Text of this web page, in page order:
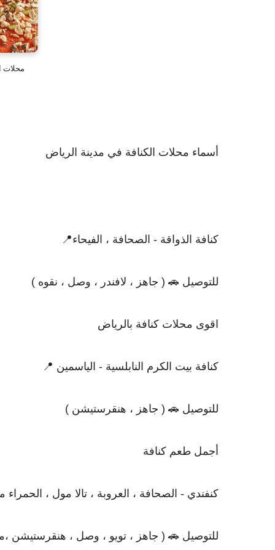
محلات
أسماء محلات الكنافة في مدينة الرياض
كنافة الذواقة - الصحافة ، الفيحاء📍
للتوصيل 🚗 ( جاهز ، لافندر ، وصل ، نقوه )
اقوى محلات كنافة بالرياض
كنافة بيت الكرم النابلسية - الياسمين 📍
للتوصيل 🚗 ( جاهز ، هنقرستيشن )
أجمل طعم كنافة
كنفندي - الصحافة ، العروبة ، تالا مول ، الحمراء
للتوصيل 🚗 ( جاهز ، تويو ، وصل ، هنقرستيشن